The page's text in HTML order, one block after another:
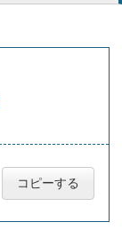
コピーする